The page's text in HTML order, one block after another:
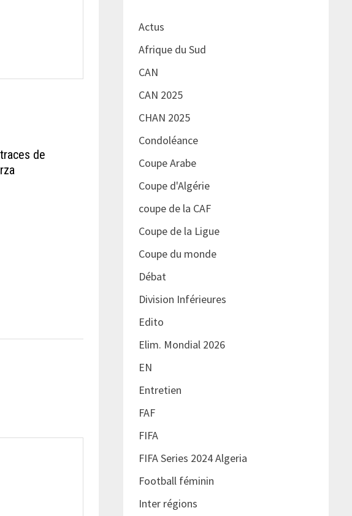
de
Actus
Afrique du Sud
CAN
CAN 2025
CHAN 2025
Condoléance
Coupe Arabe
Coupe d'Algérie
coupe de la CAF
Coupe de la Ligue
Coupe du monde
Débat
Division Inférieures
Edito
Elim. Mondial 2026
EN
Entretien
FAF
FIFA
FIFA Series 2024 Algeria
Football féminin
Inter régions